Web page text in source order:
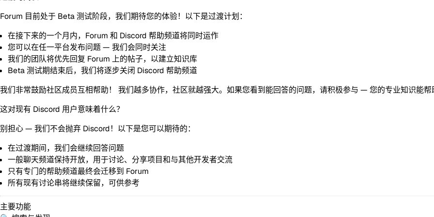
Forum 目前处于 Beta 测试阶段，我们期待您的体验！以下是过渡计划：
在接下来的一个月内，Forum 和 Discord 帮助频道将同时运作
您可以在任一平台发布问题 — 我们会同时关注
我们的团队将优先回复 Forum 上的帖子，以建立知识库
Beta 测试期结束后，我们将逐步关闭 Discord 帮助频道
我们非常鼓励社区成员互相帮助！
我们越多协作，社区就越强大。如果您看到能回答的问题，请积极参与 — 您的专业知识能帮
这对现有 Discord 用户意味着什么？
别担心 — 我们不会抛弃 Discord！以下是您可以期待的：
在过渡期间，我们会继续回答问题
一般聊天频道保持开放，用于讨论、分享项目和与其他开发者交流
只有专门的帮助频道最终会迁移到 Forum
所有现有讨论串将继续保留，可供参考
主要功能